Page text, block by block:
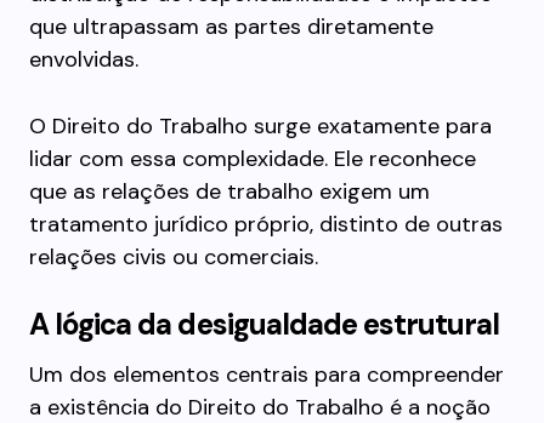
que ultrapassam as partes diretamente
envolvidas.
O Direito do Trabalho surge exatamente para
lidar com essa complexidade. Ele reconhece
que as relações de trabalho exigem um
tratamento jurídico próprio, distinto de outras
relações civis ou comerciais.
A lógica da desigualdade estrutural
Um dos elementos centrais para compreender
a existência do Direito do Trabalho é a noção